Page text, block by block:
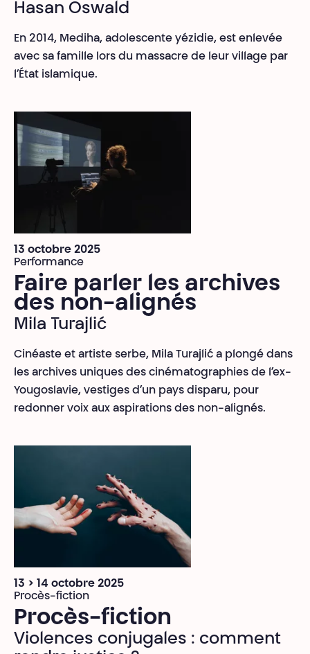
Hasan Oswald
En 2014, Mediha, adolescente yézidie, est enlevée
avec sa famille lors du massacre de leur village par
l’État islamique.
13 octobre 2025
Performance
Faire parler les archives
des non-alignés
Mila Turajlić
Cinéaste et artiste serbe, Mila Turajlić a plongé dans
les archives uniques des cinématographies de l’ex-
Yougoslavie, vestiges d’un pays disparu, pour
redonner voix aux aspirations des non-alignés.
13 > 14 octobre 2025
Procès-fiction
Procès-fiction
Violences conjugales : comment